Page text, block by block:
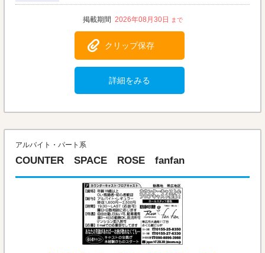
2026年08月30日
クリップ保存
詳細をみる
アルバイト・パート系
COUNTER SPACE ROSE fanfan